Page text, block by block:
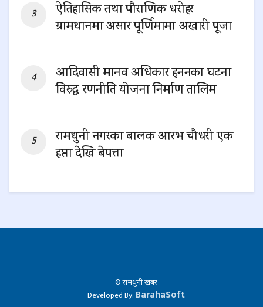
ऐतिहासिक तथा पौराणिक धरोहर
ग्रामथानमा असार पूर्णिमामा अखारी पूजा
आदिवासी मानव अधिकार हननका घटना
विरुद्ध रणनीति योजना निर्माण तालिम
रामधुनी नगरका बालक आरभ चौधरी एक
हप्ता देखि बेपत्ता
© रामधुनी खबर
Developed By: BarahaSoft